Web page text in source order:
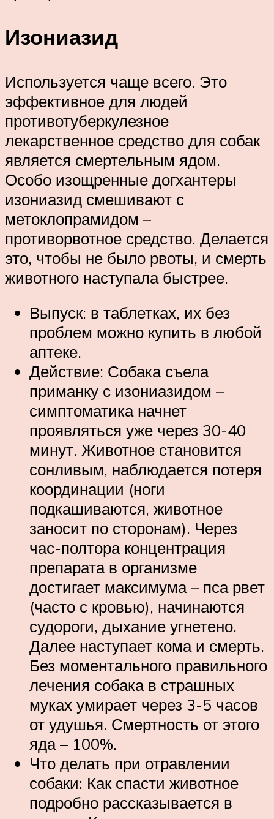
Изониазид
Используется чаще всего. Это
эффективное для людей
противотуберкулезное
лекарственное средство для собак
является смертельным ядом.
Особо изощренные догхантеры
изониазид смешивают с
метоклопрамидом –
противорвотное средство. Делается
это, чтобы не было рвоты, и смерть
животного наступала быстрее.
Выпуск: в таблетках, их без
проблем можно купить в любой
аптеке.
Действие: Собака съела
приманку с изониазидом –
симптоматика начнет
проявляться уже через 30-40
минут. Животное становится
сонливым, наблюдается потеря
координации (ноги
подкашиваются, животное
заносит по сторонам). Через
час-полтора концентрация
препарата в организме
достигает максимума – пса рвет
(часто с кровью), начинаются
судороги, дыхание угнетено.
Далее наступает кома и смерть.
Без моментального правильного
лечения собака в страшных
муках умирает через 3-5 часов
от удушья. Смертность от этого
яда – 100%.
Что делать при отравлении
собаки: Как спасти животное
подробно рассказывается в